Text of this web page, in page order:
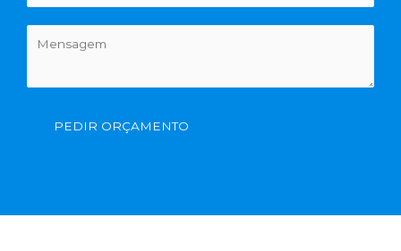
PEDIR ORÇAMENTO